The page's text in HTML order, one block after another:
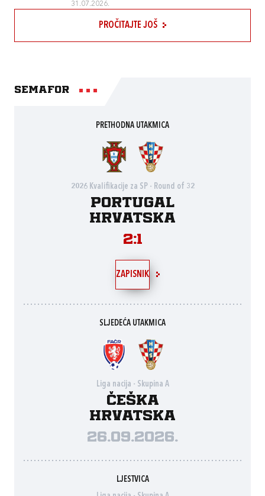
31.07.2026.
PROČITAJTE JOŠ
Semafor
PRETHODNA UTAKMICA
2026 Kvalifikacije za SP - Round of 32
Portugal
Hrvatska
2:1
ZAPISNIK
SLJEDEĆA UTAKMICA
Liga nacija - Skupina A
Češka
Hrvatska
26.09.2026.
LJESTVICA